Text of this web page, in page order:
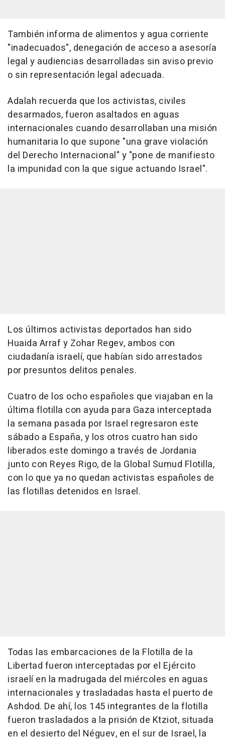
También informa de alimentos y agua corriente
"inadecuados", denegación de acceso a asesoría
legal y audiencias desarrolladas sin aviso previo
o sin representación legal adecuada.
Adalah recuerda que los activistas, civiles
desarmados, fueron asaltados en aguas
internacionales cuando desarrollaban una misión
humanitaria lo que supone "una grave violación
del Derecho Internacional" y "pone de manifiesto
la impunidad con la que sigue actuando Israel".
Los últimos activistas deportados han sido
Huaida Arraf y Zohar Regev, ambos con
ciudadanía israelí, que habían sido arrestados
por presuntos delitos penales.
Cuatro de los ocho españoles que viajaban en la
última flotilla con ayuda para Gaza interceptada
la semana pasada por Israel regresaron este
sábado a España, y los otros cuatro han sido
liberados este domingo a través de Jordania
junto con Reyes Rigo, de la Global Sumud Flotilla,
con lo que ya no quedan activistas españoles de
las flotillas detenidos en Israel.
Todas las embarcaciones de la Flotilla de la
Libertad fueron interceptadas por el Ejército
israelí en la madrugada del miércoles en aguas
internacionales y trasladadas hasta el puerto de
Ashdod. De ahí, los 145 integrantes de la flotilla
fueron trasladados a la prisión de Ktziot, situada
en el desierto del Néguev, en el sur de Israel, la